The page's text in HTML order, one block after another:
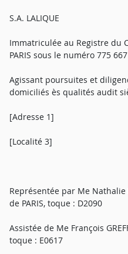
S.A. LALIQUE
Immatriculée au Registre du
PARIS sous le numéro 775
Agissant poursuites et
domiciliés ès qualités audit
[Adresse 1]
[Localité 3]
Représentée par Me Nathalie
de PARIS, toque : D2090
Assistée de Me François
toque : E0617